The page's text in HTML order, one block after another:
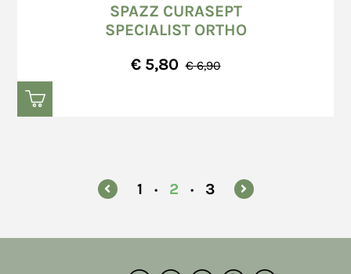
SPAZZ CURASEPT
SPECIALIST ORTHO
€ 5,80 € 6,90
1 2 3